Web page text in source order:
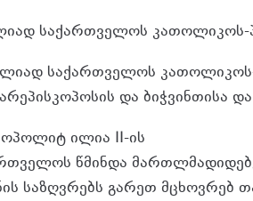
საქართველოს კათოლიკოს-
საქართველოს
და ბიჭვინთისა
ილია II-ის
წმინდა
საზღვრებს გარეთ მცხოვრებ